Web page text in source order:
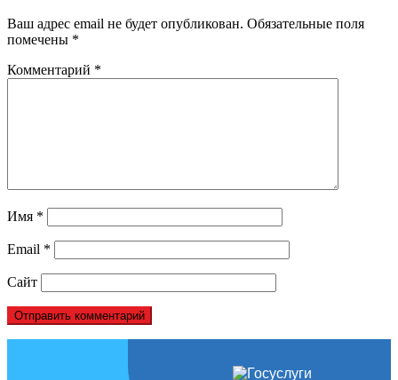
Ваш адрес email не будет опубликован. Обязательные поля
помечены *
Комментарий *
Имя *
Email *
Сайт